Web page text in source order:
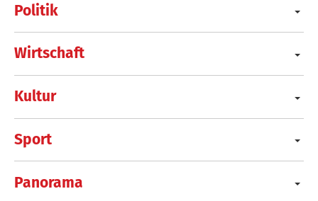
Politik
Wirtschaft
Kultur
Sport
Panorama